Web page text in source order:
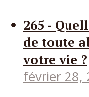
265 -
de toute
votre vie ?
février 28,